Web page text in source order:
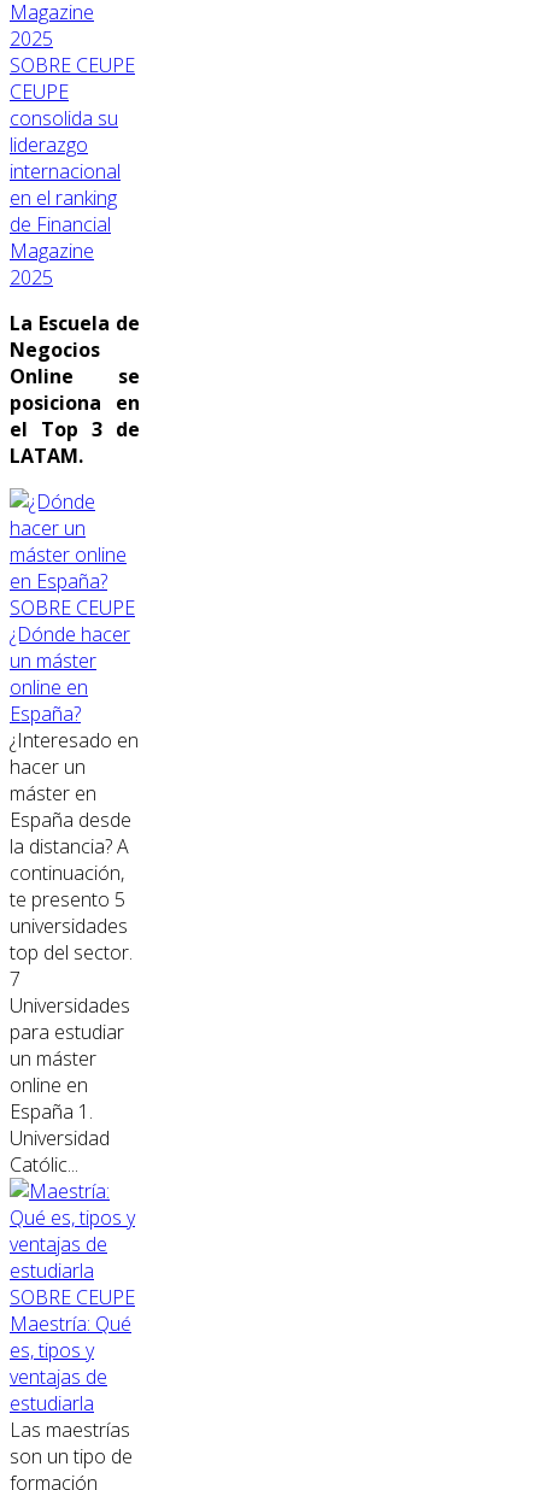
SOBRE CEUPE
CEUPE
consolida su
liderazgo
internacional
en el ranking
de Financial
Magazine
2025
La Escuela de
Negocios
Online se
posiciona en
el Top 3 de
LATAM.
SOBRE CEUPE
¿Dónde hacer
un máster
online en
España?
¿Interesado en
hacer un
máster en
España desde
la distancia? A
continuación,
te presento 5
universidades
top del sector.
7
Universidades
para estudiar
un máster
online en
España 1.
Universidad
Católic...
SOBRE CEUPE
Maestría: Qué
es, tipos y
ventajas de
estudiarla
Las maestrías
son un tipo de
formación